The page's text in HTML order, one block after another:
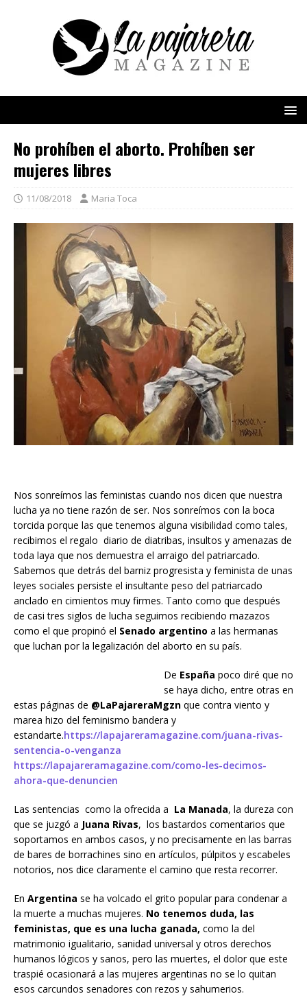
No prohíben el aborto. Prohíben ser
mujeres libres
11/08/2018 Maria Toca
Nos sonreímos las feministas cuando nos dicen que nuestra
lucha ya no tiene razón de ser. Nos sonreímos con la boca
torcida porque las que tenemos alguna visibilidad como tales,
recibimos el regalo diario de diatribas, insultos y amenazas de
toda laya que nos demuestra el arraigo del patriarcado.
Sabemos que detrás del barniz progresista y feminista de unas
leyes sociales persiste el insultante peso del patriarcado
anclado en cimientos muy firmes. Tanto como que después
de casi tres siglos de lucha seguimos recibiendo mazazos
como el que propinó el Senado argentino a las hermanas
que luchan por la legalización del aborto en su país.
De España poco diré que no
se haya dicho, entre otras en
estas páginas de @LaPajareraMgzn que contra viento y
marea hizo del feminismo bandera y
estandarte.https://lapajareramagazine.com/juana-rivas-
sentencia-o-venganza
https://lapajareramagazine.com/como-les-decimos-
ahora-que-denuncien
Las sentencias como la ofrecida a La Manada, la dureza con
que se juzgó a Juana Rivas, los bastardos comentarios que
soportamos en ambos casos, y no precisamente en las barras
de bares de borrachines sino en artículos, púlpitos y escabeles
notorios, nos dice claramente el camino que resta recorrer.
En Argentina se ha volcado el grito popular para condenar a
la muerte a muchas mujeres. No tenemos duda, las
feministas, que es una lucha ganada, como la del
matrimonio igualitario, sanidad universal y otros derechos
humanos lógicos y sanos, pero las muertes, el dolor que este
traspié ocasionará a las mujeres argentinas no se lo quitan
esos carcundos senadores con rezos y sahumerios.